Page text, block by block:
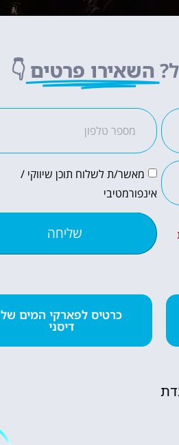
השאירו פרטים 👇
מאשר/ת לשלוח תוכן שיווקי /
אינפורמטיבי
שליחה
כרטיס לפארקי המים של
דיסני